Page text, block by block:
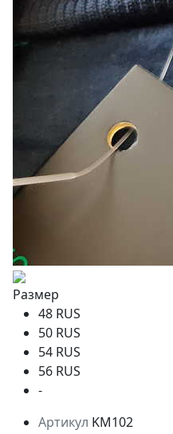
Размер
48 RUS
50 RUS
54 RUS
56 RUS
-
Артикул KM102